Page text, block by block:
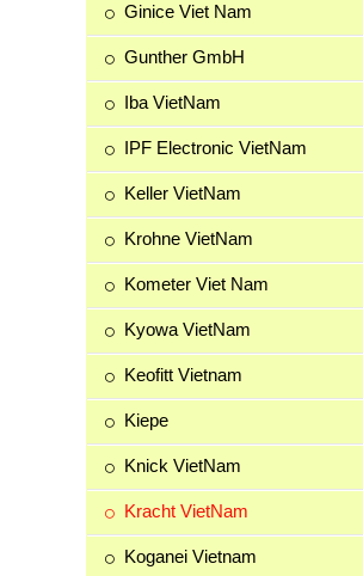
Ginice Viet Nam
Gunther GmbH
Iba VietNam
IPF Electronic VietNam
Keller VietNam
Krohne VietNam
Kometer Viet Nam
Kyowa VietNam
Keofitt Vietnam
Kiepe
Knick VietNam
Kracht VietNam
Koganei Vietnam